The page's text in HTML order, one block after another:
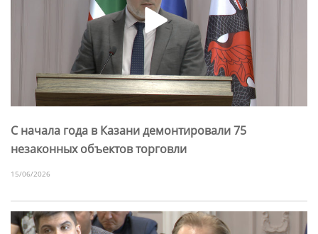
С начала года в Казани демонтировали 75
незаконных объектов торговли
15/06/2026